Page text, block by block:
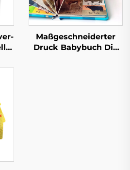
Maßgeschneiderter
Druck Babybuch Die